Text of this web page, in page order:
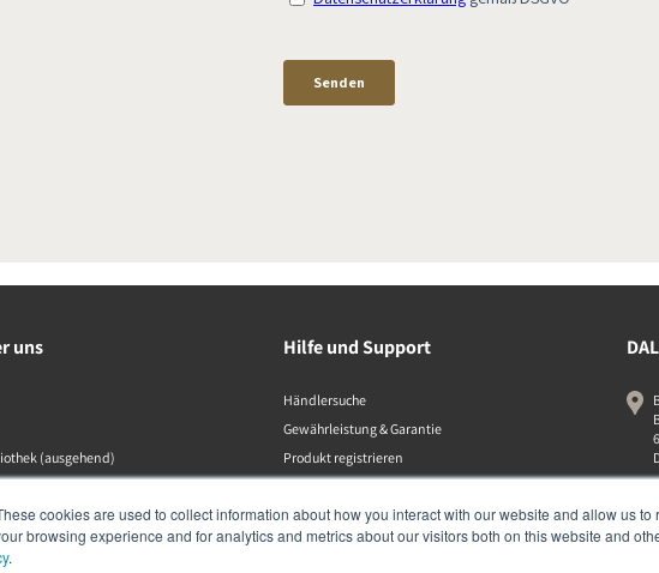
cookies are used to collect information about how you interact with our website and allow us to
browsing experience and for analytics and metrics about our visitors both on this website and
.
uns
(ausgehend)
Hilfe und Support
Händlersuche
Gewährleistung & Garantie
Produkt registrieren
Konformitätserklärungen
Datenschutzrichtlinie